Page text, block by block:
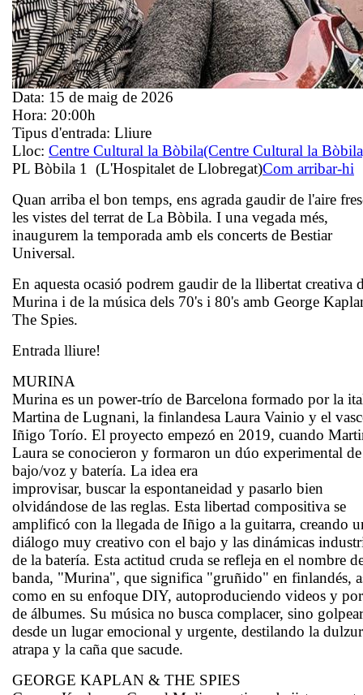
Data: 15 de maig de 2026
Hora: 20:00h
Tipus d'entrada: Lliure
Lloc: Centre Cultural la Bòbila(Centre Cultural la
PL Bòbila 1 (L'Hospitalet de Llobregat)Com arribar-hi
Quan arriba el bon temps, ens agrada gaudir de l'aire
les vistes del terrat de La Bòbila. I una vegada més,
inaugurem la temporada amb els concerts de Bestiar
Universal.
En aquesta ocasió podrem gaudir de la llibertat creativa
Murina i de la música dels 70's i 80's amb George
The Spies.
Entrada lliure!
MURINA
Murina es un power-trío de Barcelona formado por la
Martina de Lugnani, la finlandesa Laura Vainio y el
Iñigo Torío. El proyecto empezó en 2019, cuando
Laura se conocieron y formaron un dúo experimental de
bajo/voz y batería. La idea era
improvisar, buscar la espontaneidad y pasarlo bien
olvidándose de las reglas. Esta libertad compositiva se
amplificó con la llegada de Iñigo a la guitarra, creando
diálogo muy creativo con el bajo y las dinámicas
de la batería. Esta actitud cruda se refleja en el nombre
banda, "Murina", que significa "gruñido" en finlandés,
como en su enfoque DIY, autoproduciendo videos y
de álbumes. Su música no busca complacer, sino golpear
desde un lugar emocional y urgente, destilando la
atrapa y la caña que sacude.
GEORGE KAPLAN & THE SPIES